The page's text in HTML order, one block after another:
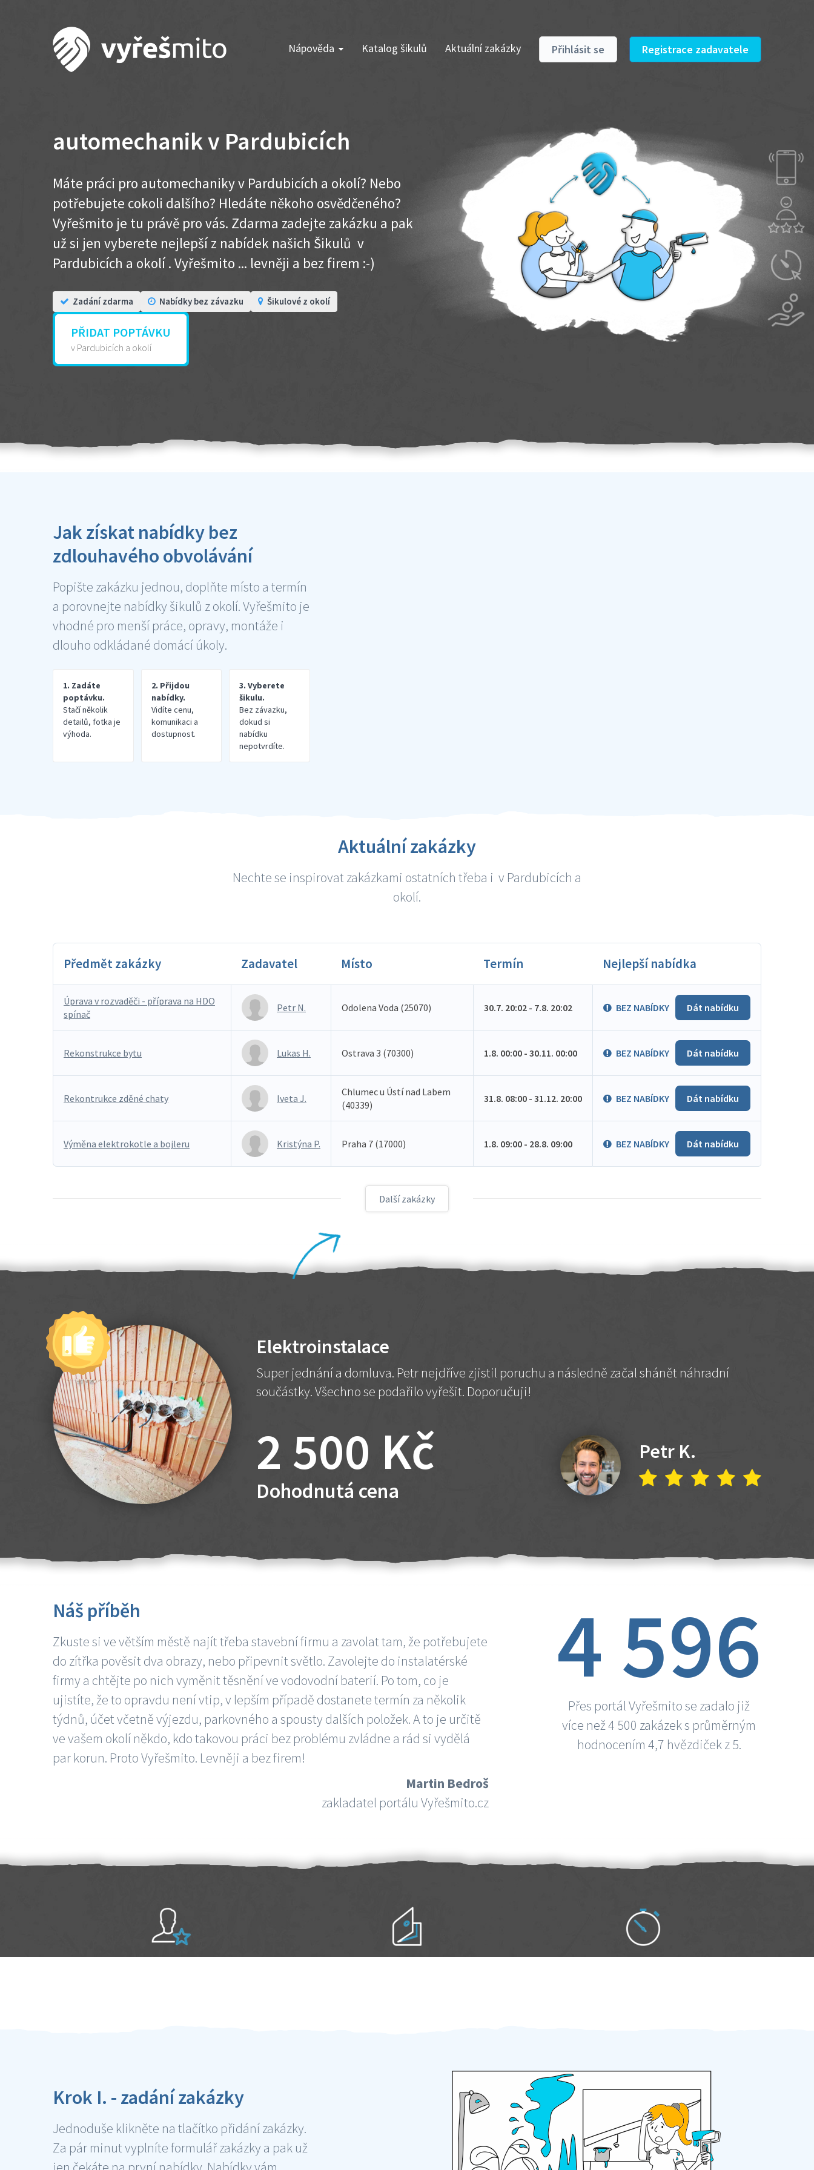
Nápověda Katalog šikulů Aktuální zakázky Přihlásit se Registrace zadavatele
automechanik v Pardubicích
Máte práci pro automechaniky v Pardubicích a okolí? Nebo
potřebujete cokoli dalšího? Hledáte někoho osvědčeného?
Vyřešmito je tu právě pro vás. Zdarma zadejte zakázku a pak
už si jen vyberete nejlepší z nabídek našich Šikulů v
Pardubicích a okolí . Vyřešmito ... levněji a bez firem :-)
Zadání zdarma Nabídky bez závazku Šikulové z okolí
PŘIDAT POPTÁVKU
v Pardubicích a okolí
Jak získat nabídky bez
zdlouhavého obvolávání
Popište zakázku jednou, doplňte místo a termín
a porovnejte nabídky šikulů z okolí. Vyřešmito je
vhodné pro menší práce, opravy, montáže i
dlouho odkládané domácí úkoly.
1. Zadáte
poptávku.
Stačí několik
detailů, fotka je
výhoda.
2. Přijdou
nabídky.
Vidíte cenu,
komunikaci a
dostupnost.
3. Vyberete
šikulu.
Bez závazku,
dokud si
nabídku
nepotvrdíte.
Aktuální zakázky
Nechte se inspirovat zakázkami ostatních třeba i v Pardubicích a
okolí.
Předmět zakázky Zadavatel Místo Termín Nejlepší nabídka
Úprava v rozvaděči - příprava na HDO
spínač
Petr N. Odolena Voda (25070) 30.7. 20:02 - 7.8. 20:02 BEZ NABÍDKY Dát nabídku
Rekonstrukce bytu Lukas H. Ostrava 3 (70300) 1.8. 00:00 - 30.11. 00:00 BEZ NABÍDKY Dát nabídku
Rekontrukce zděné chaty Iveta J.
Chlumec u Ústí nad Labem
(40339)
31.8. 08:00 - 31.12. 20:00 BEZ NABÍDKY Dát nabídku
Výměna elektrokotle a bojleru Kristýna P. Praha 7 (17000) 1.8. 09:00 - 28.8. 09:00 BEZ NABÍDKY Dát nabídku
Další zakázky
Elektroinstalace
Super jednání a domluva. Petr nejdříve zjistil poruchu a následně začal shánět náhradní
součástky. Všechno se podařilo vyřešit. Doporučuji!
2 500 Kč
Dohodnutá cena
Petr K.
Náš příběh
Zkuste si ve větším městě najít třeba stavební firmu a zavolat tam, že potřebujete
do zítřka pověsit dva obrazy, nebo připevnit světlo. Zavolejte do instalatérské
firmy a chtějte po nich vyměnit těsnění ve vodovodní baterií. Po tom, co je
ujistíte, že to opravdu není vtip, v lepším případě dostanete termín za několik
týdnů, účet včetně výjezdu, parkovného a spousty dalších položek. A to je určitě
ve vašem okolí někdo, kdo takovou práci bez problému zvládne a rád si vydělá
par korun. Proto Vyřešmito. Levněji a bez firem!
Martin Bedroš
zakladatel portálu Vyřešmito.cz
4 596
Přes portál Vyřešmito se zadalo již
více než 4 500 zakázek s průměrným
hodnocením 4,7 hvězdiček z 5.
Krok I. - zadání zakázky
Jednoduše klikněte na tlačítko přidání zakázky.
Za pár minut vyplníte formulář zakázky a pak už